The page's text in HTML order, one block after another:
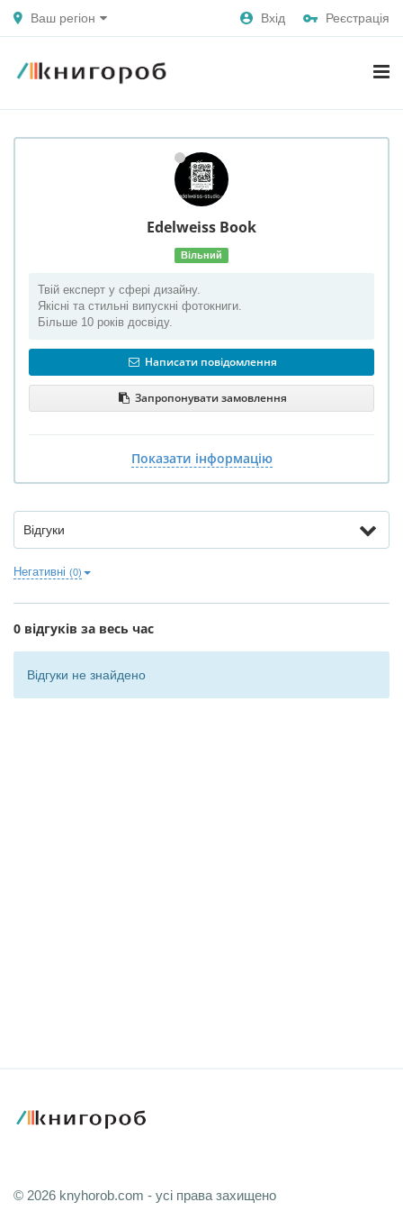
Ваш регіон Вхід Реєстрація
Edelweiss Book
Вільний
Твій експерт у сфері дизайну.
Якісні та стильні випускні фотокниги.
Більше 10 років досвіду.
Написати повідомлення
Запропонувати замовлення
Показати інформацію
Відгуки
Негативні (0)
0 відгуків за весь час
Відгуки не знайдено
© 2026 knyhorob.com - усі права захищено